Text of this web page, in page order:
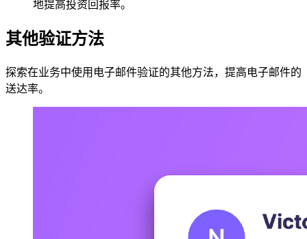
地提高投资回报率。
其他验证方法
探索在业务中使用电子邮件验证的其他方法，提高电子邮件的
送达率。